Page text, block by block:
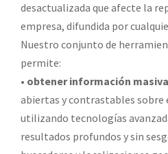
desactualizada que afecte la
empresa, difundida por
Nuestro conjunto de
permite:
• obtener información
abiertas y contrastables sobre
utilizando tecnologías
resultados profundos y sin